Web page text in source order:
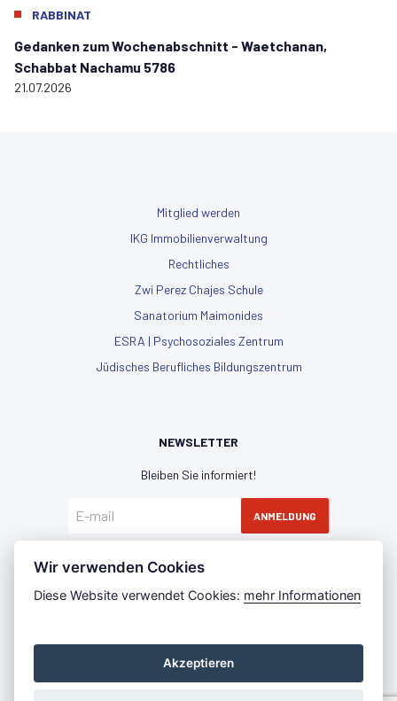
RABBINAT
Gedanken zum Wochenabschnitt - Waetchanan,
Schabbat Nachamu 5786
21.07.2026
Mitglied werden
IKG Immobilienverwaltung
Rechtliches
Zwi Perez Chajes Schule
Sanatorium Maimonides
ESRA | Psychosoziales Zentrum
Jüdisches Berufliches Bildungszentrum
NEWSLETTER
Bleiben Sie informiert!
ANMELDUNG
einverstanden
Impressum
Wir verwenden Cookies
Diese Website verwendet Cookies: mehr Informationen
Akzeptieren